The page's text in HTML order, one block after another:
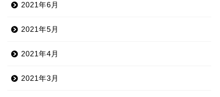
2021年6月
2021年5月
2021年4月
2021年3月